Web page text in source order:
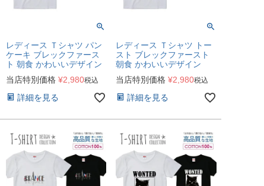
レディース Ｔシャツ パン
ケーキ ブレックファース
ト 朝食 かわいいデザイン
当店特別価格 ¥2,980税込
詳細を見る
レディース Ｔシャツ トー
スト ブレックファースト
朝食 かわいいデザイン
当店特別価格 ¥2,980税込
詳細を見る